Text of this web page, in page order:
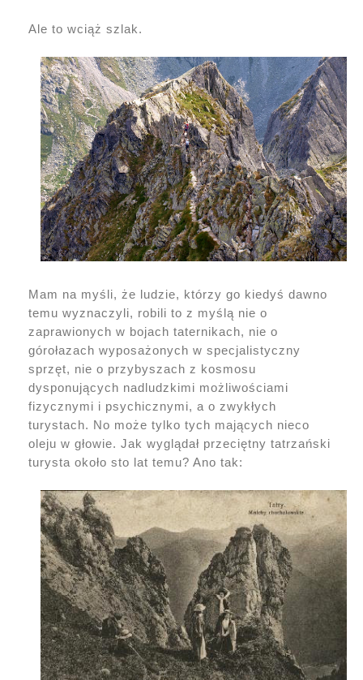
Ale to wciąż szlak.
Mam na myśli, że ludzie, którzy go kiedyś dawno
temu wyznaczyli, robili to z myślą nie o
zaprawionych w bojach taternikach, nie o
górołazach wyposażonych w specjalistyczny
sprzęt, nie o przybyszach z kosmosu
dysponujących nadludzkimi możliwościami
fizycznymi i psychicznymi, a o zwykłych
turystach. No może tylko tych mających nieco
oleju w głowie. Jak wyglądał przeciętny tatrzański
turysta około sto lat temu? Ano tak: